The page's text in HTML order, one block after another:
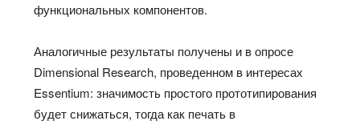
функциональных компонентов.
Аналогичные результаты получены и в опросе
Dimensional Research, проведенном в интересах
Essentium: значимость простого прототипирования
будет снижаться, тогда как печать в